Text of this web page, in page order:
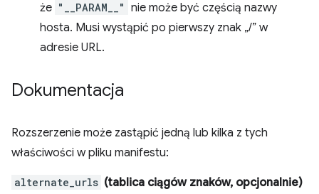
że "__PARAM__" nie może być częścią nazwy
hosta. Musi wystąpić po pierwszy znak „/” w
adresie URL.
Dokumentacja
Rozszerzenie może zastąpić jedną lub kilka z tych
właściwości w pliku manifestu:
alternate_urls (tablica ciągów znaków, opcjonalnie)